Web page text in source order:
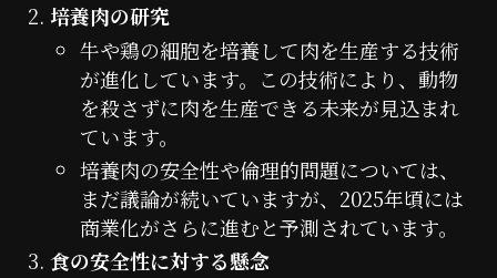
培養肉の研究
牛や鶏の細胞を培養して肉を生産する技術
が進化しています。この技術により、動物
を殺さずに肉を生産できる未来が見込まれ
ています。
培養肉の安全性や倫理的問題については、
まだ議論が続いていますが、2025年頃には
商業化がさらに進むと予測されています。
食の安全性に対する懸念